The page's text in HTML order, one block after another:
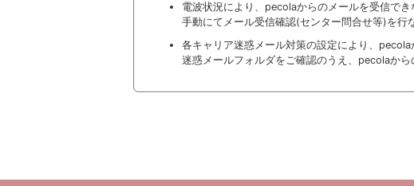
電波状況により、pecolaからのメールを受信でき
手動にてメール受信確認(センター問合せ等)を行
各キャリア迷惑メール対策の設定により、
迷惑メールフォルダをご確認のうえ、pecolaか